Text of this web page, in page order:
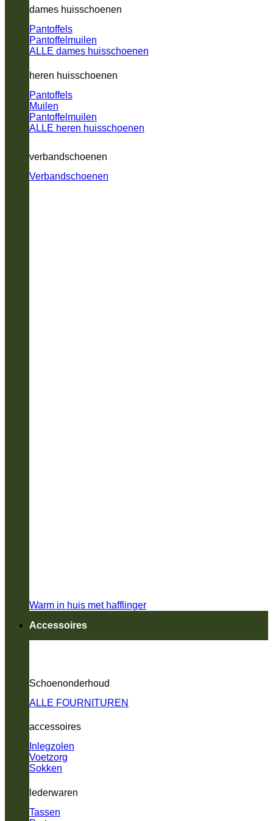
dames huisschoenen
Pantoffels
Pantoffelmuilen
ALLE dames huisschoenen
heren huisschoenen
Pantoffels
Muilen
Pantoffelmuilen
ALLE heren huisschoenen
verbandschoenen
Verbandschoenen
Warm in huis met hafflinger
Accessoires
Schoenonderhoud
ALLE FOURNITUREN
accessoires
Inlegzolen
Voetzorg
Sokken
lederwaren
Tassen